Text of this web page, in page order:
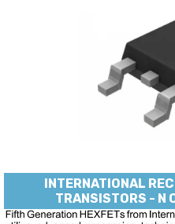
INTERNATIONAL
TRANSISTORS - N